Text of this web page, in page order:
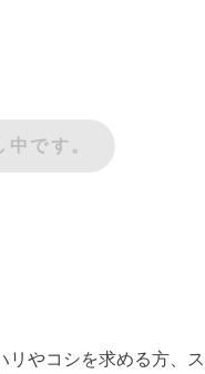
です。
やコシを求める方、